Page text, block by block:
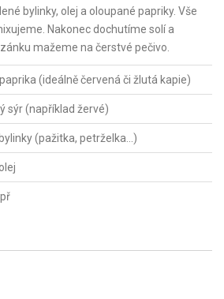
bylinky, olej a oloupané papriky. Vše
Nakonec dochutíme solí a
mažeme na čerstvé pečivo.
(ideálně červená či žlutá kapie)
sýr (například žervé)
(pažitka, petrželka...)